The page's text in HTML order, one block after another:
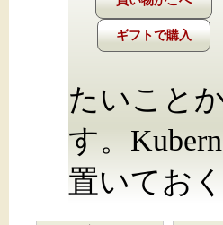
ギフトで購入
たいこと
す。
置いてお